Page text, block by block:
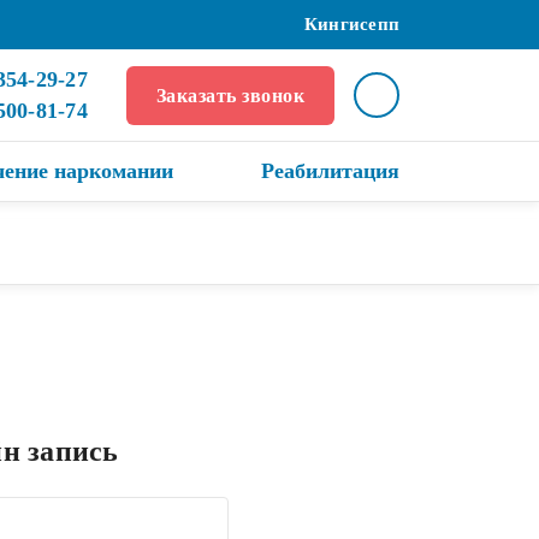
Кингисепп
29-27
81-74
Заказать звонок
наркомании Реабилитация
запись